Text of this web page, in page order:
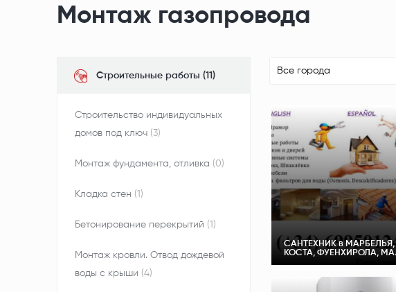
Монтаж газопровода
Строительные работы (11)
Строительство индивидуальных
домов под ключ (3)
Монтаж фундамента, отливка (0)
Кладка стен (1)
Бетонирование перекрытий (1)
Монтаж кровли. Отвод дождевой
воды с крыши (4)
Все города
САНТЕХНИК в
КОСТА, ФУЕНХИРОЛА,